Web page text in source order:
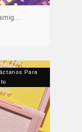
Para